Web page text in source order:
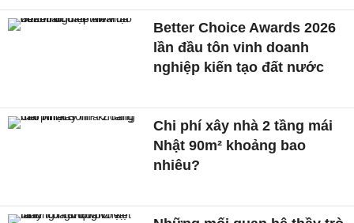
Better Choice Awards 2026
lần đầu tôn vinh doanh
nghiệp kiến tạo đất nước
Chi phí xây nhà 2 tầng mái
Nhật 90m² khoảng bao
nhiêu?